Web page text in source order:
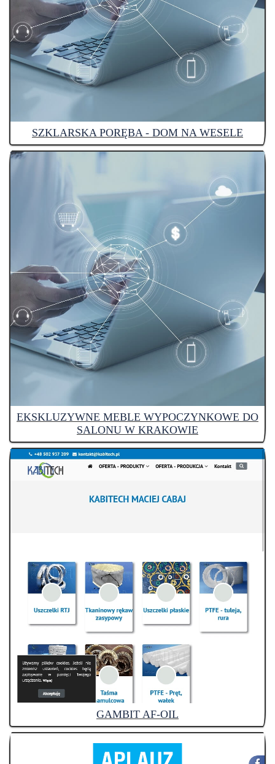
SZKLARSKA PORĘBA - DOM NA WESELE
EKSKLUZYWNE MEBLE WYPOCZYNKOWE DO
SALONU W KRAKOWIE
GAMBIT AF-OIL